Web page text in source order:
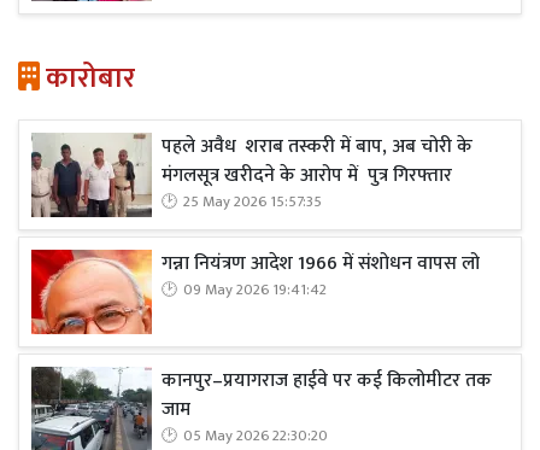
कारोबार
पहले अवैध शराब तस्करी में बाप, अब चोरी के
मंगलसूत्र खरीदने के आरोप में पुत्र गिरफ्तार
25 May 2026 15:57:35
गन्ना नियंत्रण आदेश 1966 में संशोधन वापस लो
09 May 2026 19:41:42
कानपुर–प्रयागराज हाईवे पर कई किलोमीटर तक
जाम
05 May 2026 22:30:20